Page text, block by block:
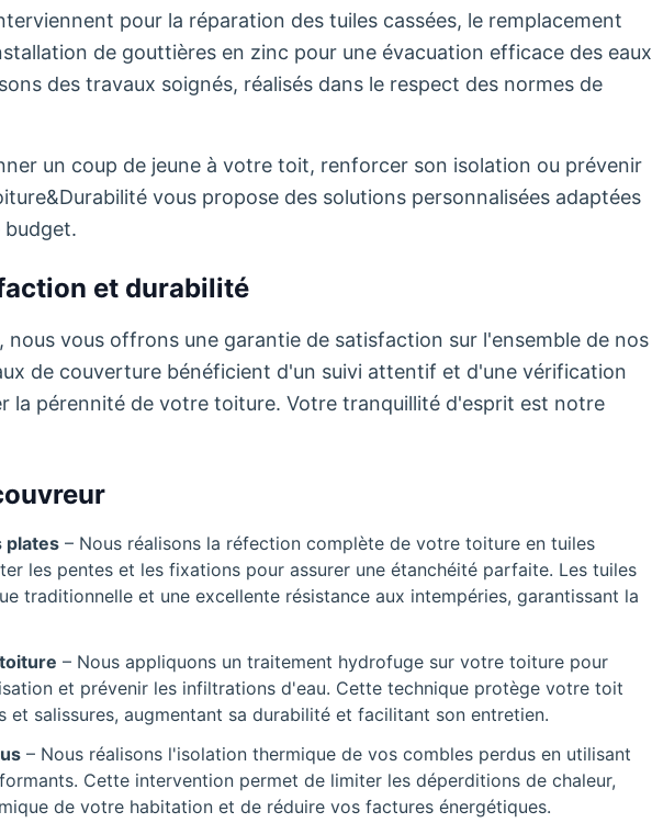
pour la réparation des tuiles cassées, le remplacement
de gouttières en zinc pour une évacuation efficace des eaux
des travaux soignés, réalisés dans le respect des normes de
un coup de jeune à votre toit, renforcer son isolation ou prévenir
vous propose des solutions personnalisées adaptées
budget.
et durabilité
nous vous offrons une garantie de satisfaction sur l'ensemble de nos
de couverture bénéficient d'un suivi attentif et d'une vérification
la pérennité de votre toiture. Votre tranquillité d'esprit est notre
plates– Nous réalisons la réfection complète de votre toiture en tuiles
les pentes et les fixations pour assurer une étanchéité parfaite. Les tuiles
traditionnelle et une excellente résistance aux intempéries, garantissant la
– Nous appliquons un traitement hydrofuge sur votre toiture pour
et prévenir les infiltrations d'eau. Cette technique protège votre toit
et salissures, augmentant sa durabilité et facilitant son entretien.
– Nous réalisons l'isolation thermique de vos combles perdus en utilisant
Cette intervention permet de limiter les déperditions de chaleur,
de votre habitation et de réduire vos factures énergétiques.